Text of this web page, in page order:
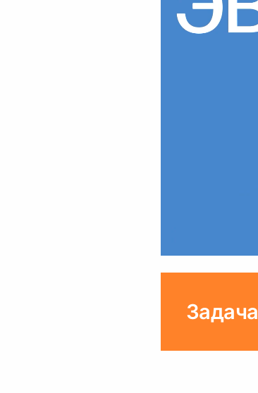
Задача